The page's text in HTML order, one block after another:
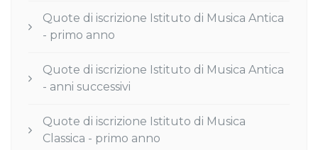
Quote di iscrizione Istituto di Musica Antica
- primo anno
Quote di iscrizione Istituto di Musica Antica
- anni successivi
Quote di iscrizione Istituto di Musica
Classica - primo anno